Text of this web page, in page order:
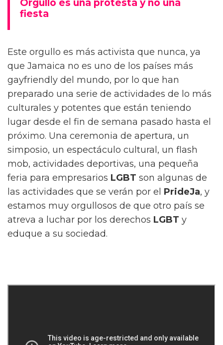
Orgullo es una protesta y no una
fiesta
Este orgullo es más activista que nunca, ya
que Jamaica no es uno de los países más
gayfriendly del mundo, por lo que han
preparado una serie de actividades de lo más
culturales y potentes que están teniendo
lugar desde el fin de semana pasado hasta el
próximo. Una ceremonia de apertura, un
simposio, un espectáculo cultural, un flash
mob, actividades deportivas, una pequeña
feria para empresarios LGBT son algunas de
las actividades que se verán por el PrideJa, y
estamos muy orgullosos de que otro país se
atreva a luchar por los derechos LGBT y
eduque a su sociedad.